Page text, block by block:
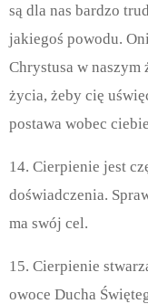
są dla nas bardzo
jakiegoś powodu.
Chrystusa w naszym
życia, żeby cię
postawa wobec
14. Cierpienie jest
doświadczenia.
ma swój cel.
15. Cierpienie
owoce Ducha